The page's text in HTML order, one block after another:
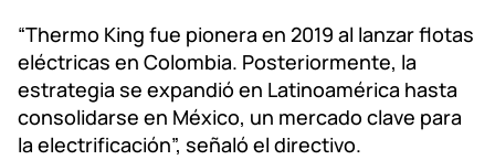
“Thermo King fue pionera en 2019 al lanzar flotas
eléctricas en Colombia. Posteriormente, la
estrategia se expandió en Latinoamérica hasta
consolidarse en México, un mercado clave para
la electrificación”, señaló el directivo.